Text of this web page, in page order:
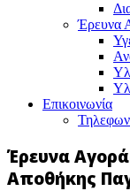
Έρευνα
Επικοινωνία
Έρευνα
Αποθήκης